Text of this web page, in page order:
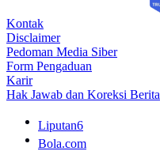
Kontak
Disclaimer
Pedoman Media Siber
Form Pengaduan
Karir
Hak Jawab dan Koreksi Berita
Liputan6
Bola.com